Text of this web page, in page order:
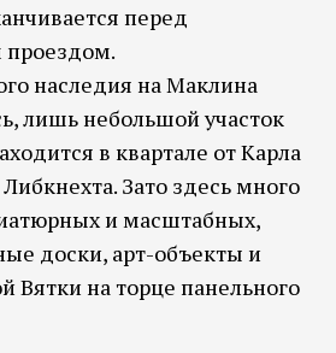
перед
проездом.
наследия на Маклина
лишь небольшой участок
в квартале от Карла
Зато здесь много
и масштабных,
доски, арт-объекты и
Вятки на торце панельного